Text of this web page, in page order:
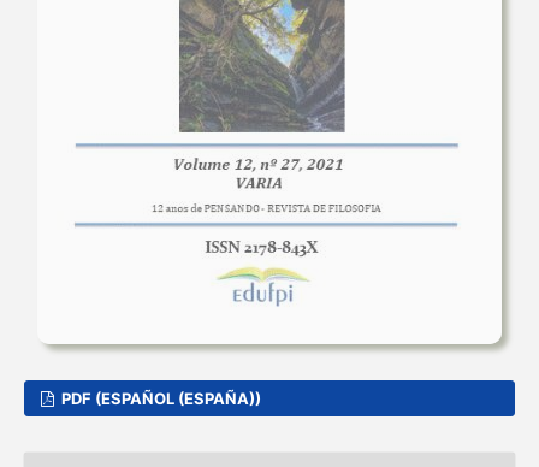
PDF (ESPAÑOL (ESPAÑA))